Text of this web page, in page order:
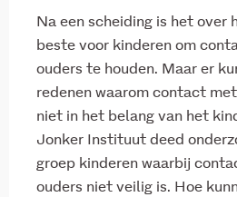
Na een scheiding is het over
beste voor kinderen om
ouders te houden. Maar er
redenen waarom contact
niet in het belang van het
Jonker Instituut deed
groep kinderen waarbij
ouders niet veilig is. Hoe